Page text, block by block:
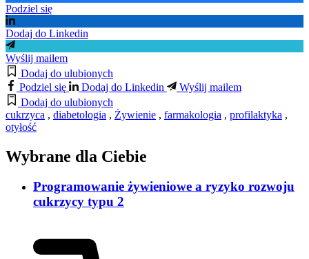
Podziel się
Dodaj do Linkedin
Wyślij mailem
Dodaj do ulubionych
Podziel się
Dodaj do Linkedin
Wyślij mailem
Dodaj do ulubionych
cukrzyca , diabetologia , Żywienie , farmakologia , profilaktyka ,
otyłość
Wybrane dla Ciebie
Programowanie żywieniowe a ryzyko rozwoju
cukrzycy typu 2